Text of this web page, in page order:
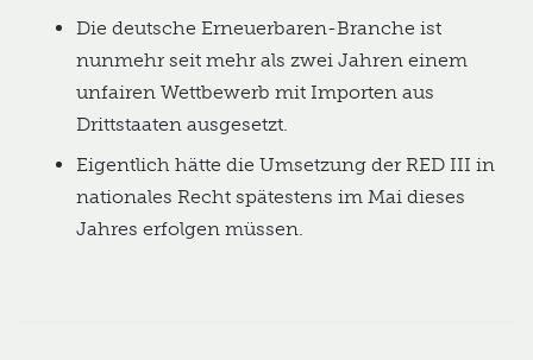
Die deutsche Erneuerbaren-Branche ist
nunmehr seit mehr als zwei Jahren einem
unfairen Wettbewerb mit Importen aus
Drittstaaten ausgesetzt.
Eigentlich hätte die Umsetzung der RED III in
nationales Recht spätestens im Mai dieses
Jahres erfolgen müssen.